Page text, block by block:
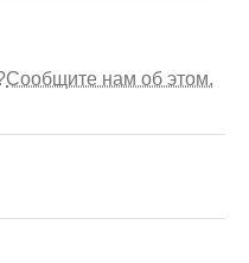
Сообщите нам об этом.